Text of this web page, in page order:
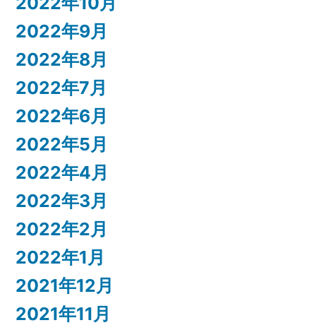
2022年9月
2022年8月
2022年7月
2022年6月
2022年5月
2022年4月
2022年3月
2022年2月
2022年1月
2021年12月
2021年11月